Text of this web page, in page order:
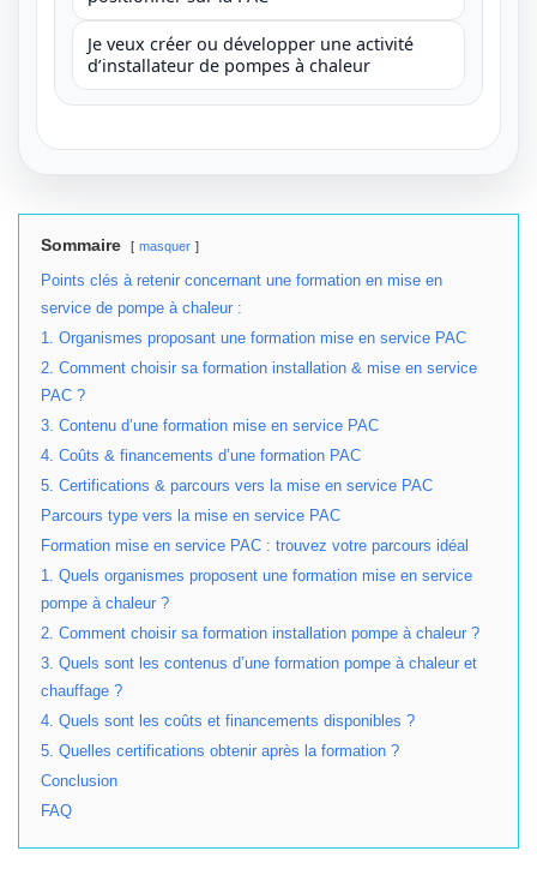
Je veux créer ou développer une activité
d’installateur de pompes à chaleur
Sommaire masquer
Points clés à retenir concernant une formation en mise en
service de pompe à chaleur :
1. Organismes proposant une formation mise en service PAC
2. Comment choisir sa formation installation & mise en service
PAC ?
3. Contenu d’une formation mise en service PAC
4. Coûts & financements d’une formation PAC
5. Certifications & parcours vers la mise en service PAC
Parcours type vers la mise en service PAC
Formation mise en service PAC : trouvez votre parcours idéal
1. Quels organismes proposent une formation mise en service
pompe à chaleur ?
2. Comment choisir sa formation installation pompe à chaleur ?
3. Quels sont les contenus d’une formation pompe à chaleur et
chauffage ?
4. Quels sont les coûts et financements disponibles ?
5. Quelles certifications obtenir après la formation ?
Conclusion
FAQ